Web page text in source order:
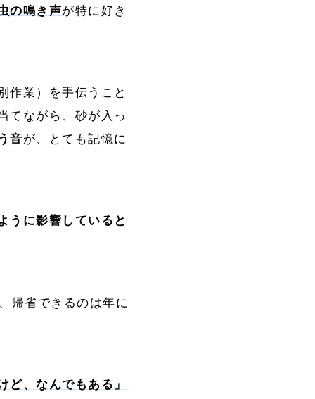
の鳴き声が特に好き
作業）を手伝うこと
てながら、砂が入っ
音が、とても記憶に
うに影響していると
帰省できるのは年に
ど、なんでもある」